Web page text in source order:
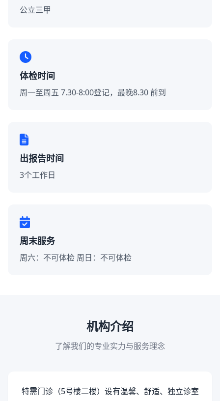
公立三甲
体检时间
周一至周五 7.30-8:00登记，最晚8.30 前到
出报告时间
3个工作日
周末服务
周六：不可体检 周日：不可体检
机构介绍
了解我们的专业实力与服务理念
特需门诊（5号楼二楼）设有温馨、舒适、独立诊室